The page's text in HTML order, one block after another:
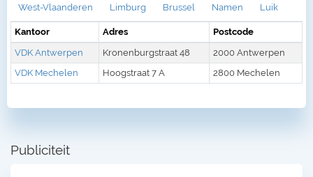
West-Vlaanderen Limburg Brussel Namen Luik
Kantoor Adres
Postcode
VDK Antwerpen
Kronenburgstraat 48
2000 Antwerpen
VDK Mechelen
Hoogstraat 7 A 2800 Mechelen
Publiciteit